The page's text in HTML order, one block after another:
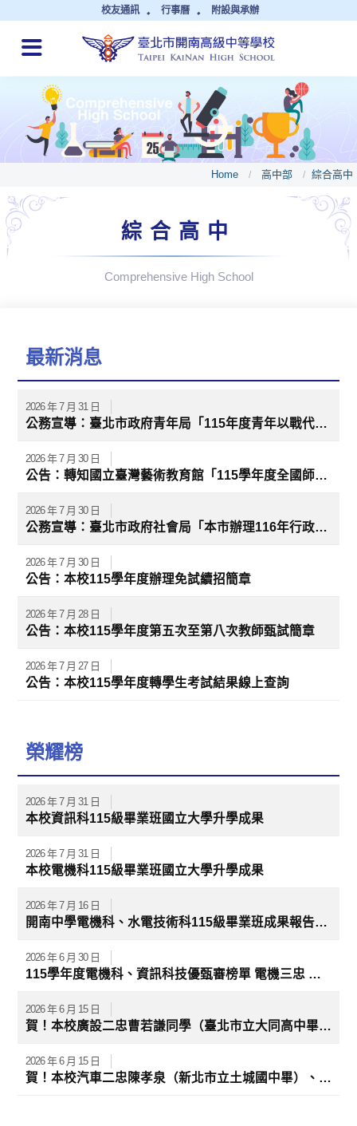
校友通訊 行事曆 附設與承辦
QUICK LINKS
Home / 高中部 / 綜合高中
綜合高中
Comprehensive High School
最新消息
2026 年 7 月 31 日
公務宣導：臺北市政府青年局「115年度青年以戰代訓銜接職場計畫」
2026 年 7 月 30 日
公告：轉知國立臺灣藝術教育館「115學年度全國師生本土語及新住民語歌謠比賽實施要點」
2026 年 7 月 30 日
公務宣導：臺北市政府社會局「本市辦理116年行政院及衛生福利部兒童及少年代表推薦名單遴選計畫」
2026 年 7 月 30 日
公告：本校115學年度辦理免試續招簡章
2026 年 7 月 28 日
公告：本校115學年度第五次至第八次教師甄試簡章
2026 年 7 月 27 日
公告：本校115學年度轉學生考試結果線上查詢
榮耀榜
2026 年 7 月 31 日
本校資訊科115級畢業班國立大學升學成果
2026 年 7 月 31 日
本校電機科115級畢業班國立大學升學成果
2026 年 7 月 16 日
開南中學電機科、水電技術科115級畢業班成果報告— 電機三孝 張〇研 國立台北科技大學 能源與冷凍空調系 電機三孝 黃〇瑋 國立高雄科技大學 智慧海事技優專班 電機三孝 謝〇欽 國立高雄科技大學 智慧海事技優專班 電機三孝 葉〇穎 國立高雄科技大學 智慧海事技優專班 電機三忠 葉〇智 國立虎尾科技大學 自動化工程系 電機三孝 范〇安 國立勤益科技大學 電機工程系 電機三忠 蔡〇一 國立勤益科技大學 智慧自動化工程系 電機三忠 陳〇仁 國立勤益科技大學 智慧自動化工程系 電機三忠 萬〇揚 國立澎湖科技大學 電信工程系 電機三忠 李〇豐 國立澎湖科技大學 電資技優專班 電機三忠 洪〇庭 國立澎湖科技大學 電資技優專班 電機三忠 李〇鞍 國立澎湖科技大學 電資技優專班 開南中學資訊科115級畢業班成果報告— 孫○彥 國立臺灣科技大學 資訊工程系 林○丞 國立高雄科技大學 電訊工程系 張○頤 國立高雄科技大學 電子工程系 許○儒 國立高雄科技大學 高瞻科技不分系 葉○詰 國立勤益科技大學 人工智慧應用工程系 魏○寬 國立勤益科技大學 資訊工程系 張○怡 公立北京電影學院 戲劇影視文學
2026 年 6 月 30 日
115學年度電機科、資訊科技優甄審榜單 電機三忠 萬〇揚 錄取 國立澎湖科技大學 電信工程系 (臺北市內湖區市立麗山國中) 電機三忠 葉〇智 錄取 國立臺東專科學校 電機工程科 (台北市立螢橋國民中學) 電機三忠 蔡〇一 錄取 國立臺東專科學校 電機工程科 (臺北市中山區市立長安國中)資訊三忠 林○丞 錄取 國立高雄科技大學 電訊工程系 (臺北市萬華區市立萬華國中)
2026 年 6 月 15 日
賀！本校廣設二忠曹若謙同學（臺北市立大同高中畢）參加「董氏基金會 全國【Pause & Think】海報徵件比賽」榮獲國、高中職組第一名（金獎），指導老師：李明彥。
2026 年 6 月 15 日
賀！本校汽車二忠陳孝泉（新北市立土城國中畢）、汽車二孝許哲愷（新北市立桃子腳國中畢）、資訊二忠石祐熏（臺北市立螢橋國中畢）、資訊二忠劉則言（臺北市立長安國中畢）參加「2026第九屆中國（上海）國際發明創新博覽會」榮獲金牌，指導老師：張丕白、林聖偉。